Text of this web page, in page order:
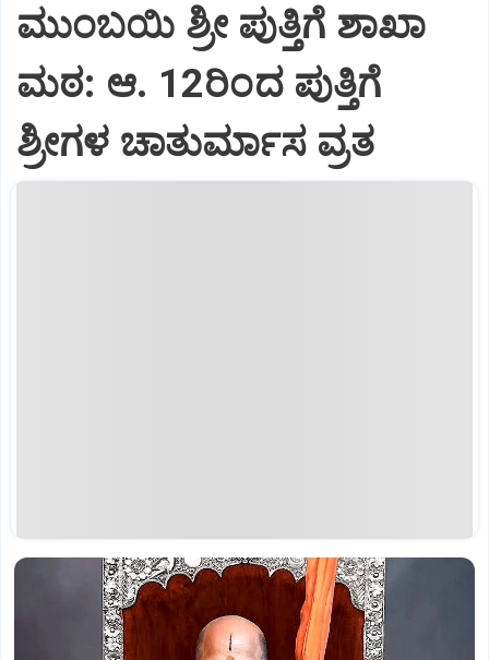
ಮುಂಬಯಿ ಶ್ರೀ ಪುತ್ತಿಗೆ ಶಾಖಾ
ಮಠ: ಆ. 12ರಿಂದ ಪುತ್ತಿಗೆ
ಶ್ರೀಗಳ ಚಾತುರ್ಮಾಸ ವ್ರತ